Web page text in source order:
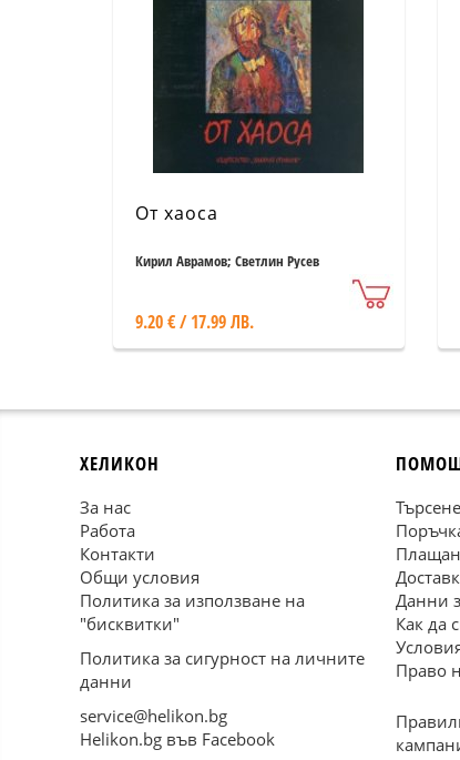
От хаоса
Кирил Аврамов; Светлин Русев
9.20 € / 17.99 ЛВ.
ХЕЛИКОН
За нас
Работа
Контакти
Общи условия
Политика за използване на
"бисквитки"
Политика за сигурност на личните
данни
service@helikon.bg
Helikon.bg във Facebook
Търсене
Данни
Как да
Право